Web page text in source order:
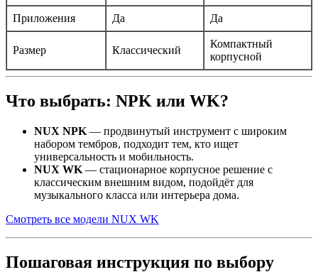
Приложения Да Да
Размер Классический
Компактный
корпусной
Что выбрать: NPK или WK?
NUX NPK — продвинутый инструмент с широким
набором тембров, подходит тем, кто ищет
универсальность и мобильность.
NUX WK — стационарное корпусное решение с
классическим внешним видом, подойдёт для
музыкального класса или интерьера дома.
Смотреть все модели NUX WK
Пошаговая инструкция по выбору